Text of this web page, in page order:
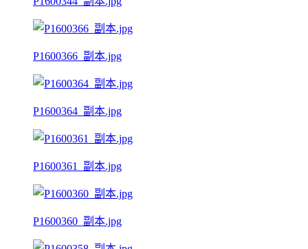
P1600366_副本.jpg
P1600364_副本.jpg
P1600361_副本.jpg
P1600360_副本.jpg